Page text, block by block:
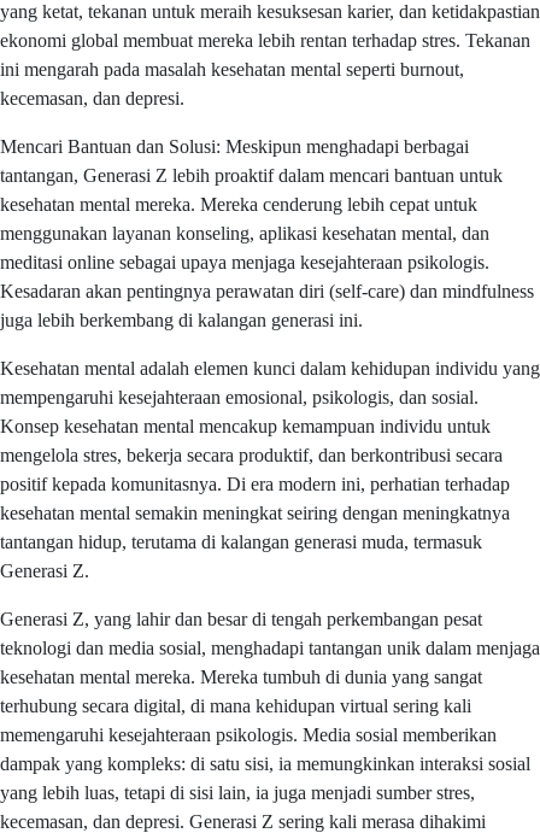
yang ketat, tekanan untuk meraih kesuksesan karier, dan ketidakpastian
ekonomi global membuat mereka lebih rentan terhadap stres. Tekanan
ini mengarah pada masalah kesehatan mental seperti burnout,
kecemasan, dan depresi.
Mencari Bantuan dan Solusi: Meskipun menghadapi berbagai
tantangan, Generasi Z lebih proaktif dalam mencari bantuan untuk
kesehatan mental mereka. Mereka cenderung lebih cepat untuk
menggunakan layanan konseling, aplikasi kesehatan mental, dan
meditasi online sebagai upaya menjaga kesejahteraan psikologis.
Kesadaran akan pentingnya perawatan diri (self-care) dan mindfulness
juga lebih berkembang di kalangan generasi ini.
Kesehatan mental adalah elemen kunci dalam kehidupan individu yang
mempengaruhi kesejahteraan emosional, psikologis, dan sosial.
Konsep kesehatan mental mencakup kemampuan individu untuk
mengelola stres, bekerja secara produktif, dan berkontribusi secara
positif kepada komunitasnya. Di era modern ini, perhatian terhadap
kesehatan mental semakin meningkat seiring dengan meningkatnya
tantangan hidup, terutama di kalangan generasi muda, termasuk
Generasi Z.
Generasi Z, yang lahir dan besar di tengah perkembangan pesat
teknologi dan media sosial, menghadapi tantangan unik dalam menjaga
kesehatan mental mereka. Mereka tumbuh di dunia yang sangat
terhubung secara digital, di mana kehidupan virtual sering kali
memengaruhi kesejahteraan psikologis. Media sosial memberikan
dampak yang kompleks: di satu sisi, ia memungkinkan interaksi sosial
yang lebih luas, tetapi di sisi lain, ia juga menjadi sumber stres,
kecemasan, dan depresi. Generasi Z sering kali merasa dihakimi